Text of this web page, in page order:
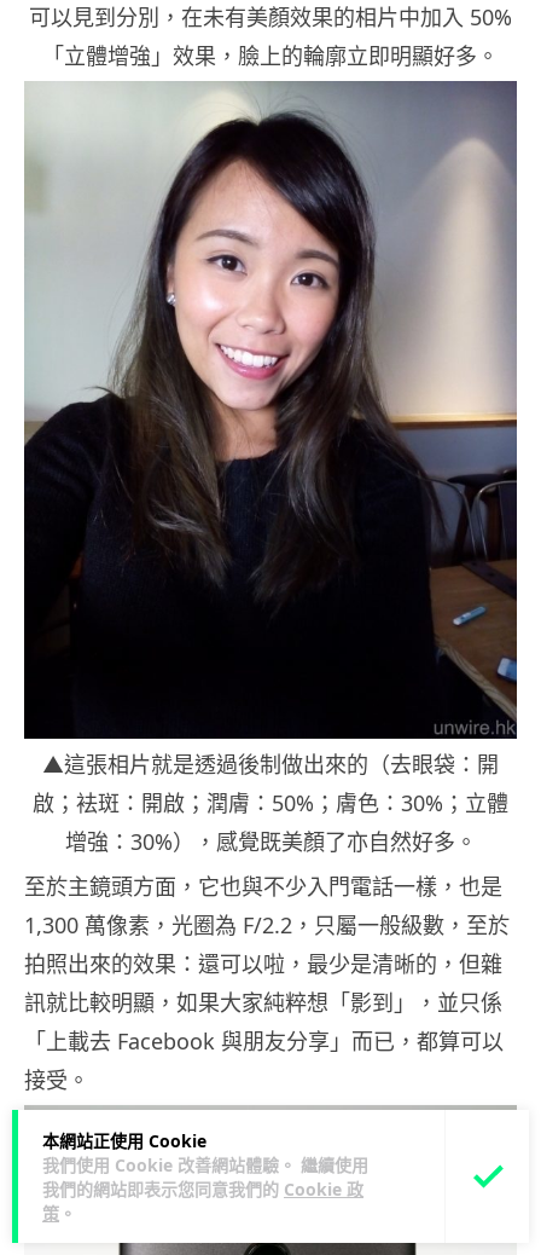
本網站正使用 Cookie
我們使用 Cookie 改善網站體驗。 繼續使用
我們的網站即表示您同意我們的 Cookie 政
策 。
可以見到分別，在未有美顏效果的相片中加入 50%
「立體增強」效果，臉上的輪廓立即明顯好多。
▲這張相片就是透過後制做出來的（去眼袋：開
啟；袪斑：開啟；潤膚：50%；膚色：30%；立體
增強：30%），感覺既美顏了亦自然好多。
至於主鏡頭方面，它也與不少入門電話一樣，也是
1,300 萬像素，光圈為 F/2.2，只屬一般級數，至於
拍照出來的效果：還可以啦，最少是清晰的，但雜
訊就比較明顯，如果大家純粹想「影到」，並只係
「上載去 Facebook 與朋友分享」而已，都算可以
接受。